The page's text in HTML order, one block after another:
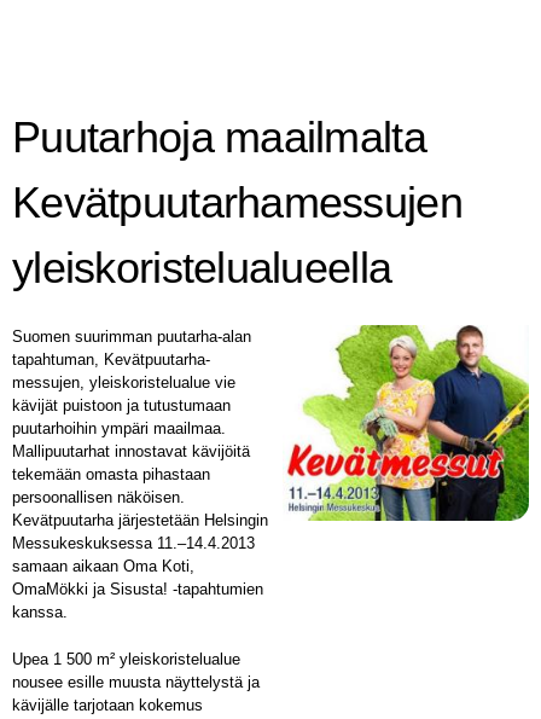
Puutarhoja maailmalta
Kevätpuutarhamessujen
yleiskoristelualueella
Suomen suurimman puutarha-alan
tapahtuman, Kevätpuutarha-
messujen, yleiskoristelualue vie
kävijät puistoon ja tutustumaan
puutarhoihin ympäri maailmaa.
Mallipuutarhat innostavat kävijöitä
tekemään omasta pihastaan
persoonallisen näköisen.
Kevätpuutarha järjestetään Helsingin
Messukeskuksessa 11.–14.4.2013
samaan aikaan Oma Koti,
OmaMökki ja Sisusta! -tapahtumien
kanssa.
Upea 1 500 m² yleiskoristelualue
nousee esille muusta näyttelystä ja
kävijälle tarjotaan kokemus